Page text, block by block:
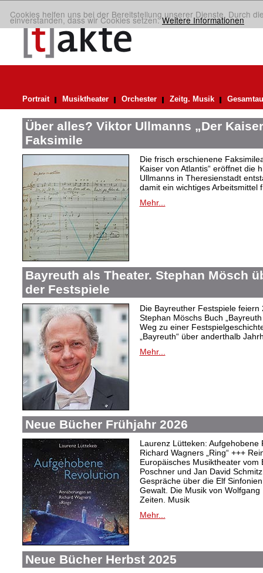
Cookies helfen uns bei der Bereitstellung unserer Dienste. Durch
einverstanden, dass wir Cookies setzen.Weitere Informationen
Portrait Musiktheater Orchester Zeitg. Musik
Über alles? Viktor Ullmanns „Der
Faksimile
Die frisch erschienene
Kaiser von Atlantis“ eröffnet die
Ullmanns in Theresienstadt
damit ein wichtiges Arbeitsmittel
Mehr...
Bayreuth als Theater. Stephan Mösch
der Festspiele
Die Bayreuther Festspiele
Stephan Möschs Buch
Weg zu einer
„Bayreuth“ über anderthalb
Mehr...
Neue Bücher Frühjahr 2026
Laurenz Lütteken: Aufgehobene
Richard Wagners „Ring“ +++
Europäisches Musiktheater vom
Poschner und Jan David
Gespräche über die Elf
Gewalt. Die Musik von
Zeiten. Musik
Mehr...
Neue Bücher Herbst 2025